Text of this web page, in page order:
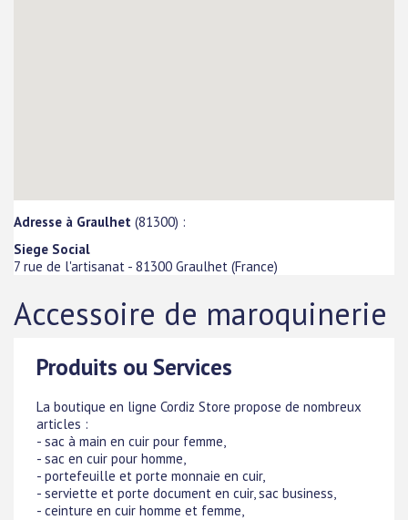
Adresse à Graulhet (81300) :
Siege Social
7 rue de l'artisanat - 81300 Graulhet (France)
Accessoire de maroquinerie
Produits ou Services
La boutique en ligne Cordiz Store propose de nombreux
articles :
- sac à main en cuir pour femme,
- sac en cuir pour homme,
- portefeuille et porte monnaie en cuir,
- serviette et porte document en cuir, sac business,
- ceinture en cuir homme et femme,